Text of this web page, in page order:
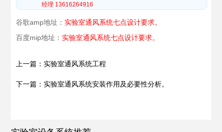
经理 13616264916
谷歌amp地址：实验室通风系统七点设计要求。
百度mip地址：实验室通风系统七点设计要求。
上一篇：实验室通风系统工程
下一篇：实验室通风系统安装作用及必要性分析。